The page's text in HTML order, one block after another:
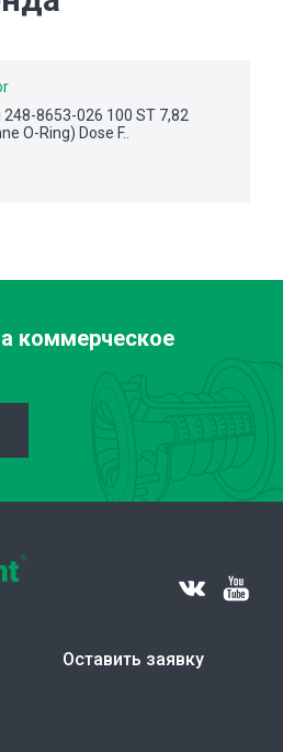
8653-026 100 ST 7,82
O-Ring) Dose F..
коммерческое
Оставить заявку